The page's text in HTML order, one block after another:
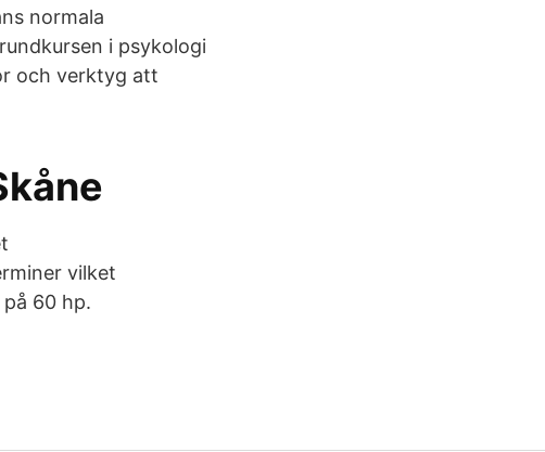
normala
i psykologi
och verktyg att
vilket
60 hp.